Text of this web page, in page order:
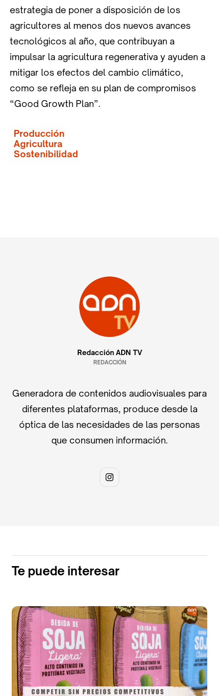
estrategia de poner a disposición de los
agricultores al menos dos nuevos avances
tecnológicos al año, que contribuyan a
impulsar la agricultura regenerativa y ayuden a
mitigar los efectos del cambio climático,
como se refleja en su plan de compromisos
“Good Growth Plan”.
Producción
Agricultura
Sostenibilidad
Redacción ADN TV
REDACCIÓN
Generadora de contenidos audiovisuales para
diferentes plataformas, produce desde la
óptica de las necesidades de las personas
que consumen información.
Te puede interesar